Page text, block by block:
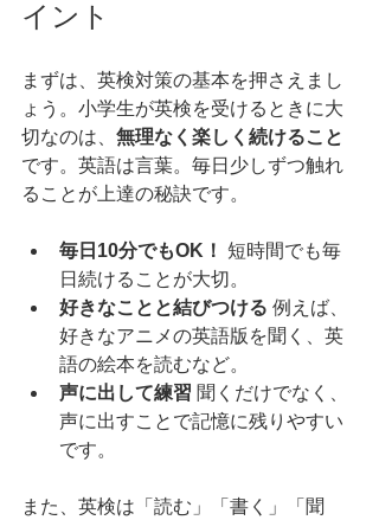
イント
まずは、英検対策の基本を押さえまし
ょう。小学生が英検を受けるときに大
切なのは、 無理なく楽しく続けること
です。英語は言葉。毎日少しずつ触れ
ることが上達の秘訣です。
毎日10分でもOK！ 短時間でも毎
日続けることが大切。
好きなことと結びつける 例えば、
好きなアニメの英語版を聞く、英
語の絵本を読むなど。
声に出して練習 聞くだけでなく、
声に出すことで記憶に残りやすい
です。
また、英検は「読む」「書く」「聞